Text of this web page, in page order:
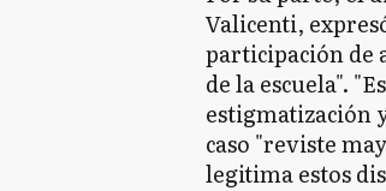
Valicenti,
participación de
de la escuela".
estigmatización
caso "reviste
legitima estos